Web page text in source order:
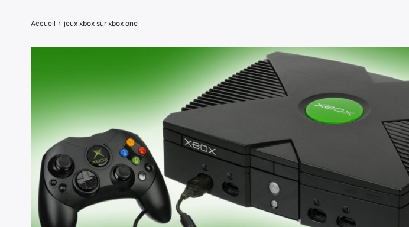
Accueil › jeux xbox sur xbox one